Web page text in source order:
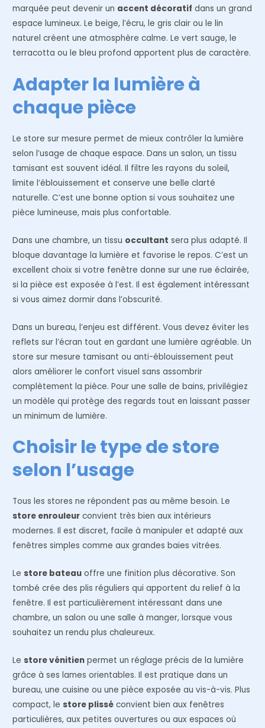
marquée peut devenir un accent décoratif dans un grand
espace lumineux. Le beige, l’écru, le gris clair ou le lin
naturel créent une atmosphère calme. Le vert sauge, le
terracotta ou le bleu profond apportent plus de caractère.
Adapter la lumière à
chaque pièce
Le store sur mesure permet de mieux contrôler la lumière
selon l’usage de chaque espace. Dans un salon, un tissu
tamisant est souvent idéal. Il filtre les rayons du soleil,
limite l’éblouissement et conserve une belle clarté
naturelle. C’est une bonne option si vous souhaitez une
pièce lumineuse, mais plus confortable.
Dans une chambre, un tissu occultant sera plus adapté. Il
bloque davantage la lumière et favorise le repos. C’est un
excellent choix si votre fenêtre donne sur une rue éclairée,
si la pièce est exposée à l’est. Il est également intéressant
si vous aimez dormir dans l’obscurité.
Dans un bureau, l’enjeu est différent. Vous devez éviter les
reflets sur l’écran tout en gardant une lumière agréable. Un
store sur mesure tamisant ou anti-éblouissement peut
alors améliorer le confort visuel sans assombrir
complètement la pièce. Pour une salle de bains, privilégiez
un modèle qui protège des regards tout en laissant passer
un minimum de lumière.
Choisir le type de store
selon l’usage
Tous les stores ne répondent pas au même besoin. Le
store enrouleur convient très bien aux intérieurs
modernes. Il est discret, facile à manipuler et adapté aux
fenêtres simples comme aux grandes baies vitrées.
Lestore bateau offre une finition plus décorative. Son
tombé crée des plis réguliers qui apportent du relief à la
fenêtre. Il est particulièrement intéressant dans une
chambre, un salon ou une salle à manger, lorsque vous
souhaitez un rendu plus chaleureux.
Lestore vénitien permet un réglage précis de la lumière
grâce à ses lames orientables. Il est pratique dans un
bureau, une cuisine ou une pièce exposée au vis-à-vis. Plus
compact, lestore plissé convient bien aux fenêtres
particulières, aux petites ouvertures ou aux espaces où